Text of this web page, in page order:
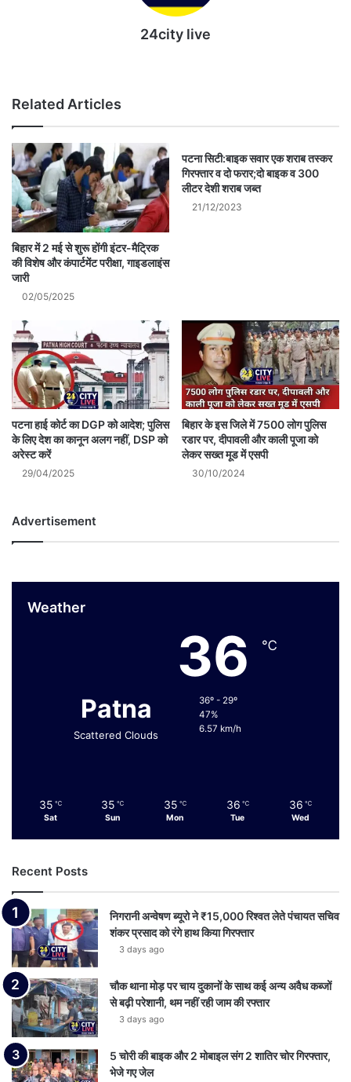
24city live
Related Articles
बिहार में 2 मई से शुरू होंगी इंटर-मैट्रिक
की विशेष और कंपार्टमेंट परीक्षा, गाइडलाइंस
जारी
02/05/2025
पटना सिटी:बाइक सवार एक शराब तस्कर
गिरफ्तार व दो फरार;दो बाइक व 300
लीटर देशी शराब जब्त
21/12/2023
पटना हाई कोर्ट का DGP को आदेश; पुलिस
के लिए देश का कानून अलग नहीं, DSP को
अरेस्ट करें
29/04/2025
बिहार के इस जिले में 7500 लोग पुलिस
रडार पर, दीपावली और काली पूजा को
लेकर सख्त मूड में एसपी
30/10/2024
Advertisement
Weather
Patna
Scattered Clouds
36 ℃
36º - 29º
47%
6.57 km/h
35 ℃
Sat
35 ℃
Sun
35 ℃
Mon
36 ℃
Tue
36 ℃
Wed
Recent Posts
निगरानी अन्वेषण ब्यूरो ने ₹15,000 रिश्वत लेते पंचायत सचिव
शंकर प्रसाद को रंगे हाथ किया गिरफ्तार
3 days ago
चौक थाना मोड़ पर चाय दुकानों के साथ कई अन्य अवैध कब्जों
से बढ़ी परेशानी, थम नहीं रही जाम की रफ्तार
3 days ago
5 चोरी की बाइक और 2 मोबाइल संग 2 शातिर चोर गिरफ्तार,
भेजे गए जेल